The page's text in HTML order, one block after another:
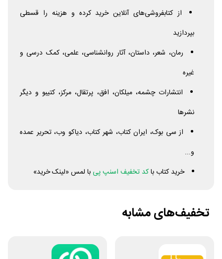
از کتابفروشی‌های آنلاین خرید کرده و هزینه را قسطی
بپردازید
رمان، شعر، داستان، آثار روانشناسی، علمی، کمک درسی و
غیره
انتشارات چشمه، میلکان، افق، پرتقال، مرکز، کتیبو و دیگر
نشرها
از سی بوک، ایران کتاب، شهر کتاب، دیاکو وب، تحریر عمده
و...
خرید کتاب باکد تخفیف اسنپ پی با لمس «لینک خرید»
تخفیف‌های مشابه